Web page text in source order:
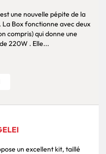
une nouvelle pépite de la
La Box fonctionne avec deux
compris) qui donne une
puissance max de 220W . Elle...
un excellent kit, taillé